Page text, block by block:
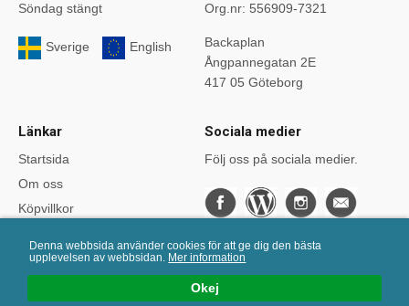
Okej
Denna webbsida använder cookies för att ge dig den bästa
upplevelsen av webbsidan. Mer information
Söndag stängt
Sverige English
Org.nr: 556909-7321
Backaplan
Ångpannegatan 2E
417 05 Göteborg
Länkar
Startsida
Om oss
Köpvillkor
Kurser
Sociala medier
Följ oss på sociala medier.